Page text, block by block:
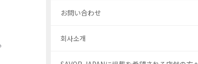
お問い合わせ
회사소개